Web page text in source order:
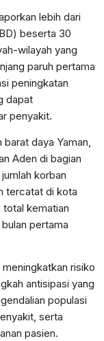
lebih dari
beserta 30
wilayah yang
paruh pertama
peningkatan
dapat
penyakit.
daya Yaman,
Aden di bagian
korban
tercatat di kota
kematian
pertama
risiko
antisipasi yang
populasi
serta
pasien.